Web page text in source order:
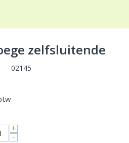
zelfsluitende
02145
+
−